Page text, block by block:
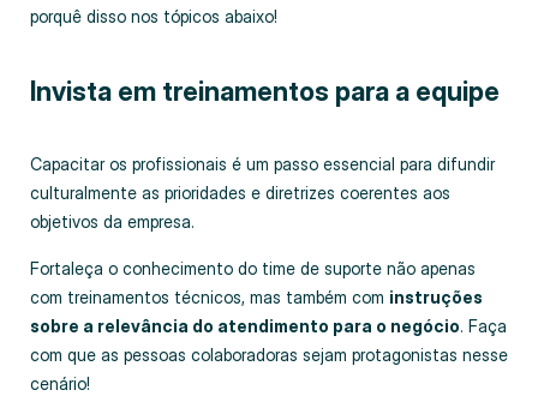
porquê disso nos tópicos abaixo!
Invista em treinamentos para a equipe
Capacitar os profissionais é um passo essencial para difundir
culturalmente as prioridades e diretrizes coerentes aos
objetivos da empresa.
Fortaleça o conhecimento do time de suporte não apenas
com treinamentos técnicos, mas também com instruções
sobre a relevância do atendimento para o negócio. Faça
com que as pessoas colaboradoras sejam protagonistas nesse
cenário!